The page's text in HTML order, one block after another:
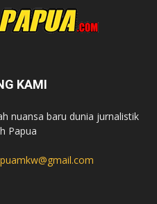
KAMI
nuansa baru dunia jurnalistik
Papua